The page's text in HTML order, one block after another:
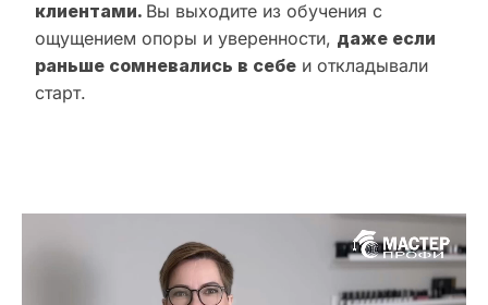
клиентами. Вы выходите из обучения с
ощущением опоры и уверенности, даже если
раньше сомневались в себе и откладывали
старт.